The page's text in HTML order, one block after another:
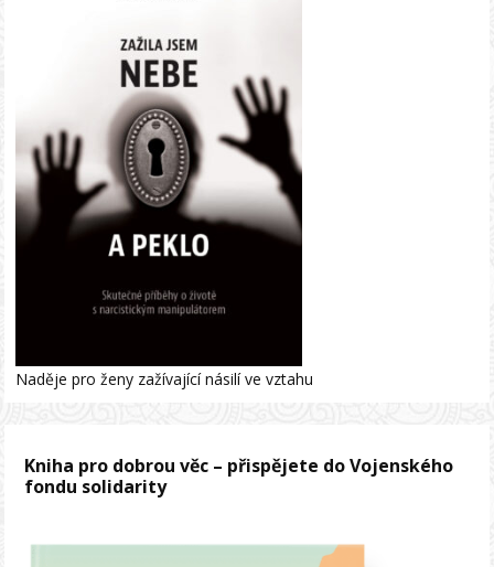
Naděje pro ženy zažívající násilí ve vztahu
Kniha pro dobrou věc – přispějete do Vojenského
fondu solidarity